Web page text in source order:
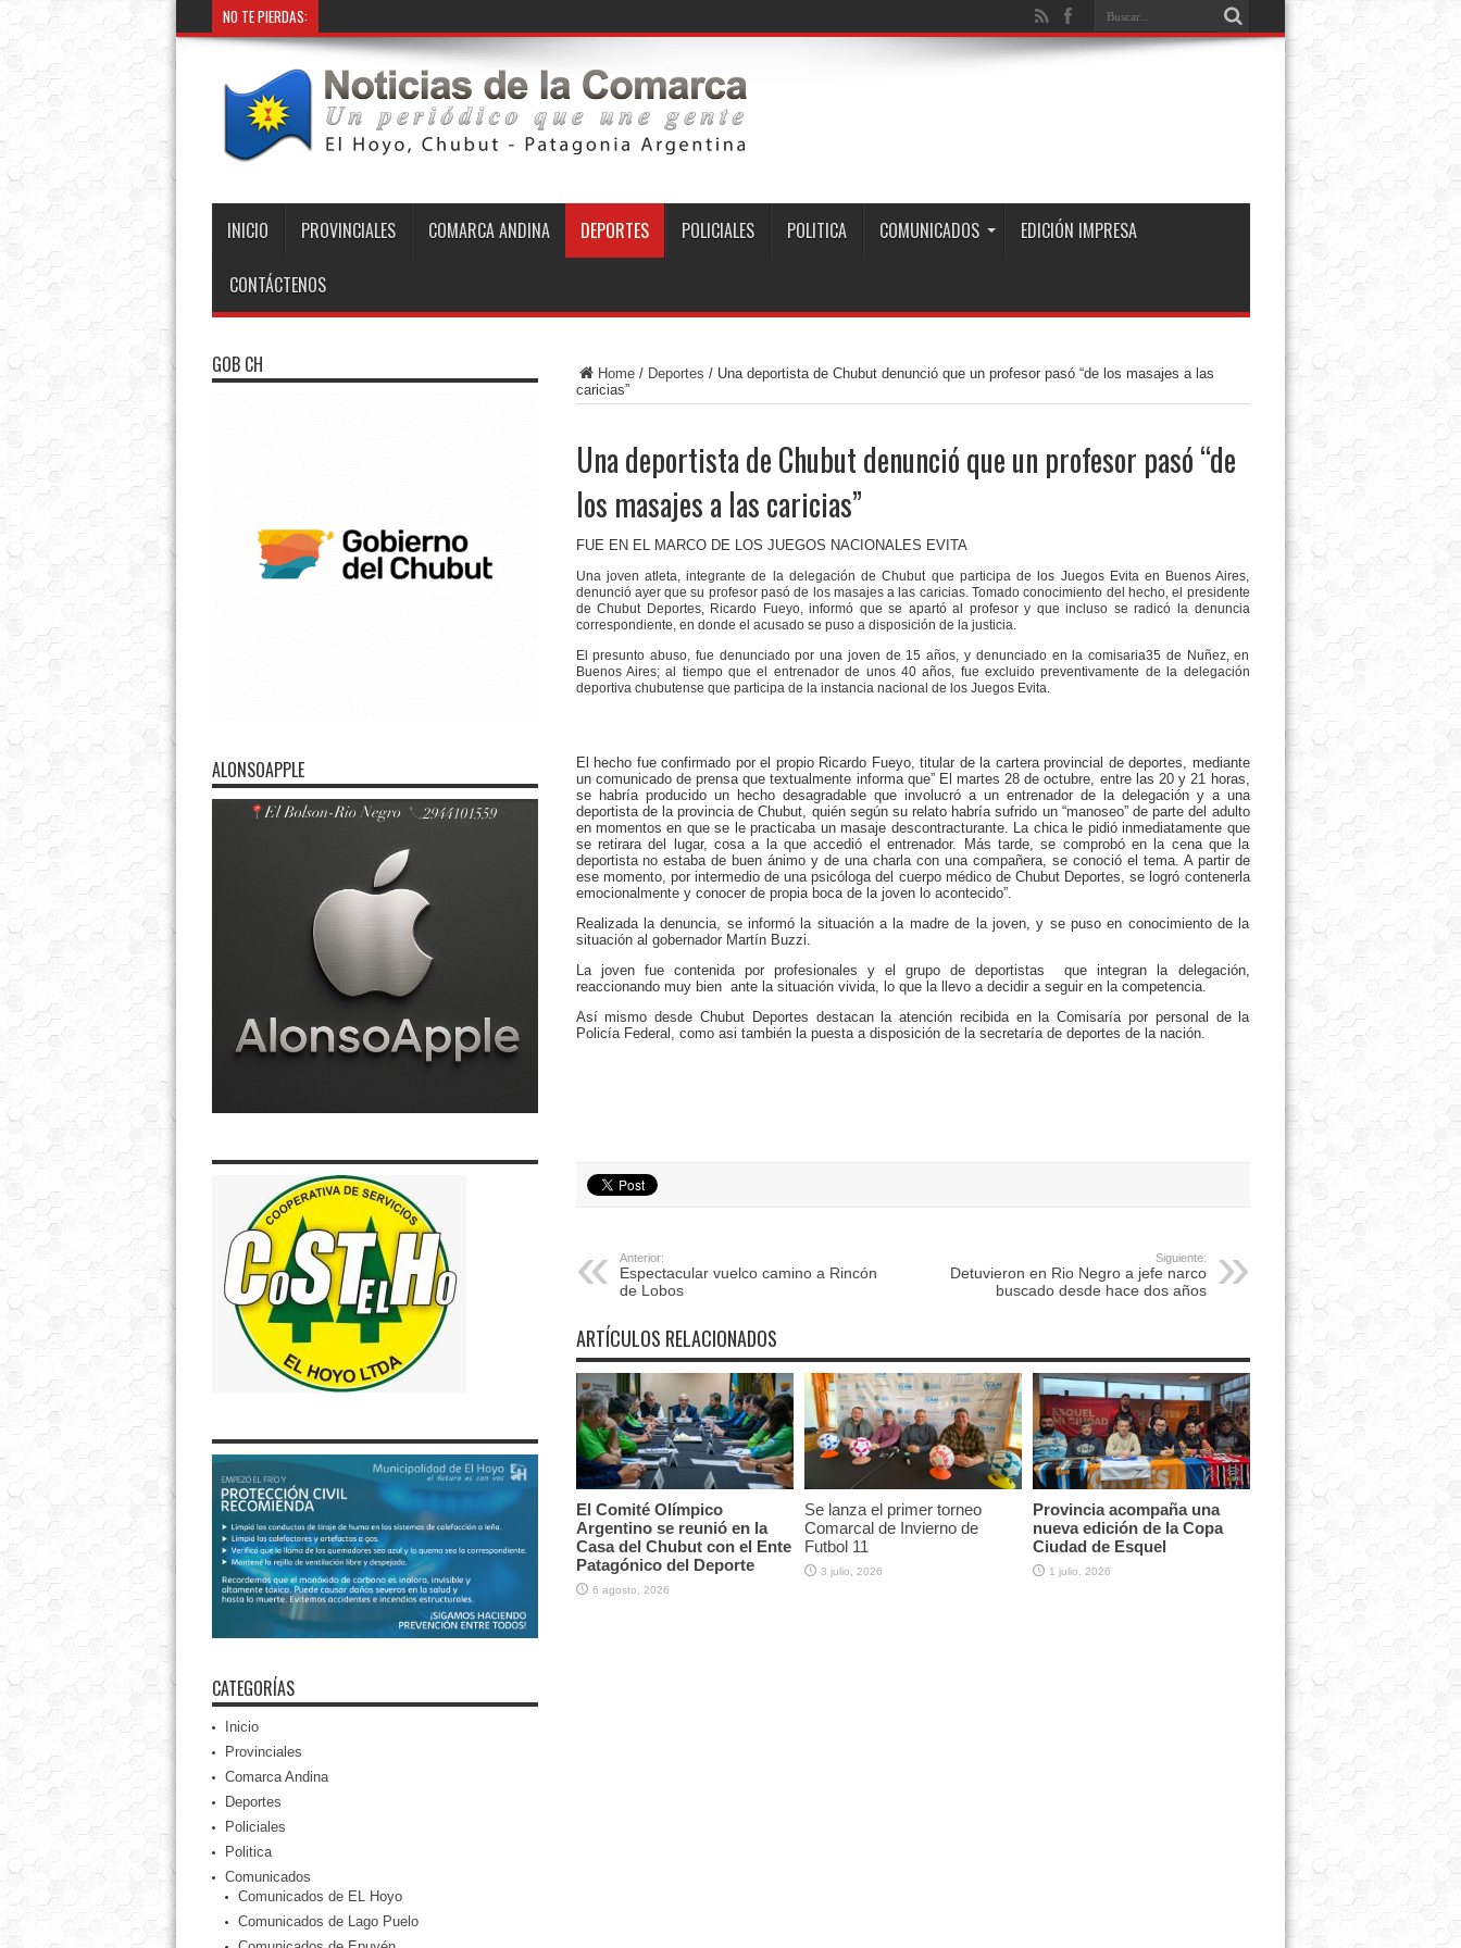
NO TE PIERDAS:
INICIO PROVINCIALES COMARCA ANDINA DEPORTES POLICIALES POLITICA COMUNICADOS EDICIÓN IMPRESA
CONTÁCTENOS
Home/ Deportes / Una deportista de Chubut denunció que un profesor pasó “de los masajes a las
caricias”
Una deportista de Chubut denunció que un profesor pasó “de
los masajes a las caricias”
FUE EN EL MARCO DE LOS JUEGOS NACIONALES EVITA
Una joven atleta, integrante de la delegación de Chubut que participa de los Juegos Evita en Buenos Aires,
denunció ayer que su profesor pasó de los masajes a las caricias. Tomado conocimiento del hecho, el presidente
de Chubut Deportes, Ricardo Fueyo, informó que se apartó al profesor y que incluso se radicó la denuncia
correspondiente, en donde el acusado se puso a disposición de la justicia.
El presunto abuso, fue denunciado por una joven de 15 años, y denunciado en la comisaria35 de Nuñez, en
Buenos Aires; al tiempo que el entrenador de unos 40 años, fue excluido preventivamente de la delegación
deportiva chubutense que participa de la instancia nacional de los Juegos Evita.
El hecho fue confirmado por el propio Ricardo Fueyo, titular de la cartera provincial de deportes, mediante
un comunicado de prensa que textualmente informa que” El martes 28 de octubre, entre las 20 y 21 horas,
se habría producido un hecho desagradable que involucró a un entrenador de la delegación y a una
deportista de la provincia de Chubut, quién según su relato habría sufrido un “manoseo” de parte del adulto
en momentos en que se le practicaba un masaje descontracturante. La chica le pidió inmediatamente que
se retirara del lugar, cosa a la que accedió el entrenador. Más tarde, se comprobó en la cena que la
deportista no estaba de buen ánimo y de una charla con una compañera, se conoció el tema. A partir de
ese momento, por intermedio de una psicóloga del cuerpo médico de Chubut Deportes, se logró contenerla
emocionalmente y conocer de propia boca de la joven lo acontecido”.
Realizada la denuncia, se informó la situación a la madre de la joven, y se puso en conocimiento de la
situación al gobernador Martín Buzzi.
La joven fue contenida por profesionales y el grupo de deportistas que integran la delegación,
reaccionando muy bien ante la situación vivida, lo que la llevo a decidir a seguir en la competencia.
Así mismo desde Chubut Deportes destacan la atención recibida en la Comisaría por personal de la
Policía Federal, como asi también la puesta a disposición de la secretaría de deportes de la nación.
Anterior:
Espectacular vuelco camino a Rincón
de Lobos
Siguiente:
Detuvieron en Rio Negro a jefe narco
buscado desde hace dos años
ARTÍCULOS RELACIONADOS
El Comité Olímpico
Argentino se reunió en la
Casa del Chubut con el Ente
Patagónico del Deporte
6 agosto, 2026
Se lanza el primer torneo
Comarcal de Invierno de
Futbol 11
3 julio, 2026
Provincia acompaña una
nueva edición de la Copa
Ciudad de Esquel
1 julio, 2026
GOB CH
ALONSOAPPLE
CATEGORÍAS
Inicio
Provinciales
Comarca Andina
Deportes
Policiales
Politica
Comunicados
Comunicados de EL Hoyo
Comunicados de Lago Puelo